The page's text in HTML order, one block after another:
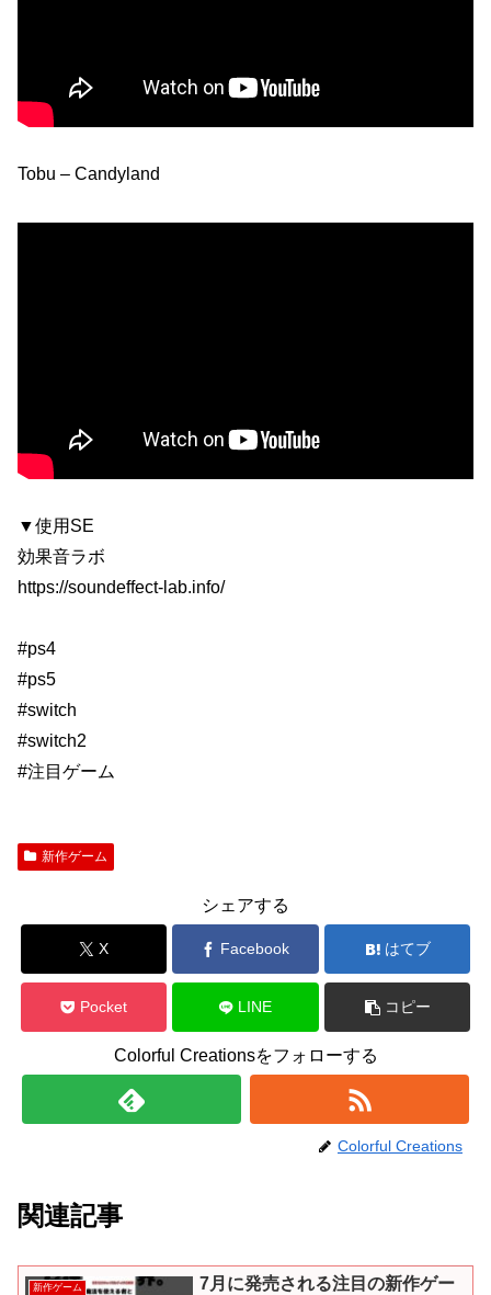
Tobu – Candyland
▼使用SE
効果音ラボ
https://soundeffect-lab.info/
#ps4
#ps5
#switch
#switch2
#注目ゲーム
新作ゲーム
シェアする
X Facebook はてブ
Pocket LINE コピー
Colorful Creationsをフォローする
Colorful Creations
関連記事
新作ゲーム
7月に発売される注目の新作ゲー